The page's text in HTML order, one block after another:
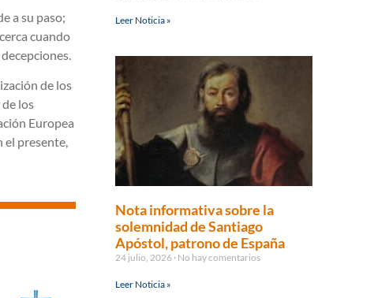
a su paso;
cuando
de los
los
Europea
el presente,
Leer Noticia »
Nota informativa sobre la
solemnidad de Santiago
Apóstol, patrono de España
24 julio, 2026 No hay comentarios
Leer Noticia »